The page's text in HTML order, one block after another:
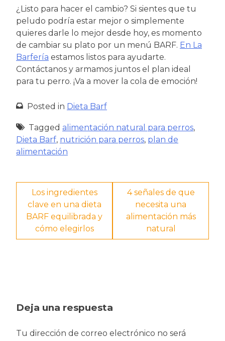
¿Listo para hacer el cambio? Si sientes que tu
peludo podría estar mejor o simplemente
quieres darle lo mejor desde hoy, es momento
de cambiar su plato por un menú BARF. En La
Barfería estamos listos para ayudarte.
Contáctanos y armamos juntos el plan ideal
para tu perro. ¡Va a mover la cola de emoción!
Posted in Dieta Barf
Tagged alimentación natural para perros,
Dieta Barf, nutrición para perros, plan de
alimentación
Navegación
de
entradas
Los ingredientes
clave en una dieta
BARF equilibrada y
cómo elegirlos
4 señales de que
necesita una
alimentación más
natural
Deja una respuesta
Tu dirección de correo electrónico no será